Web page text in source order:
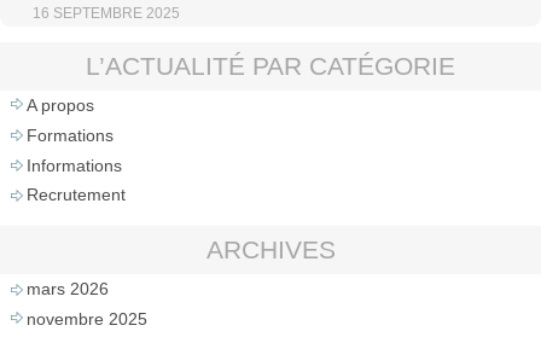
16 SEPTEMBRE 2025
L’ACTUALITÉ PAR CATÉGORIE
A propos
Formations
Informations
Recrutement
ARCHIVES
mars 2026
novembre 2025